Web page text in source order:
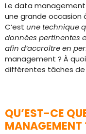
Le data
une grande occasion
C’est une technique
données pertinentes
afin d’accroître en
management ? À
différentes tâches
QU’EST-CE
MANAGEMENT